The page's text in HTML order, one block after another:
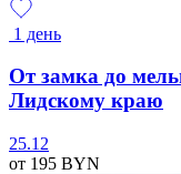
1 день
От замка до
Лидскому краю
25.12
от 195 BYN